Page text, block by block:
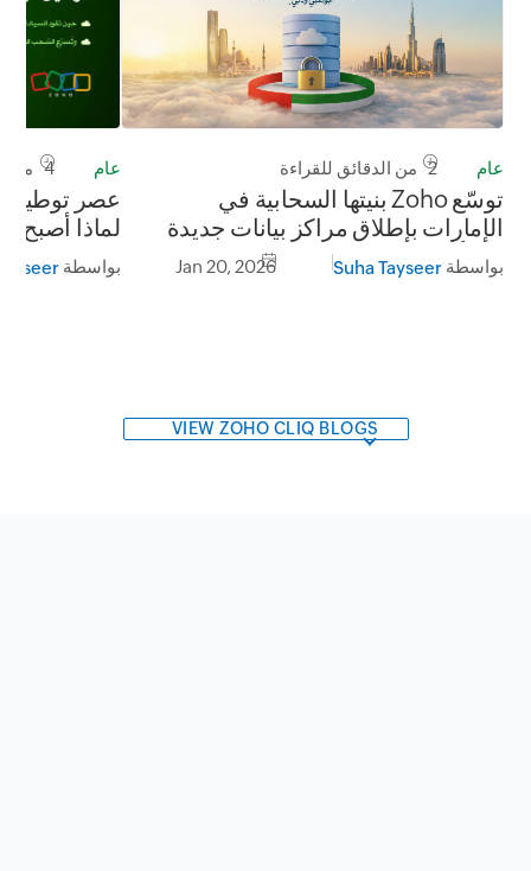
عام 2 من الدقائق للقراءة
توسّع Zoho بنيتها السحابية في
الإمارات بإطلاق مراكز بيانات جديدة
في أبوظبي ودبي
بواسطةSuha Tayseer
Jan 20, 2026
عام 4 من الدقائق للقراءة
عصر توطين
لماذا أصبح
غنى عنها؟
بواسطة
VIEW ZOHO CLIQ BLOGS